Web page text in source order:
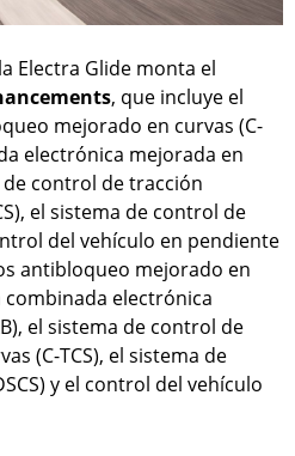
Electra Glide monta el
, que incluye el
mejorado en curvas (C-
electrónica mejorada en
de control de tracción
el sistema de control de
del vehículo en pendiente
antibloqueo mejorado en
combinada electrónica
el sistema de control de
(C-TCS), el sistema de
y el control del vehículo